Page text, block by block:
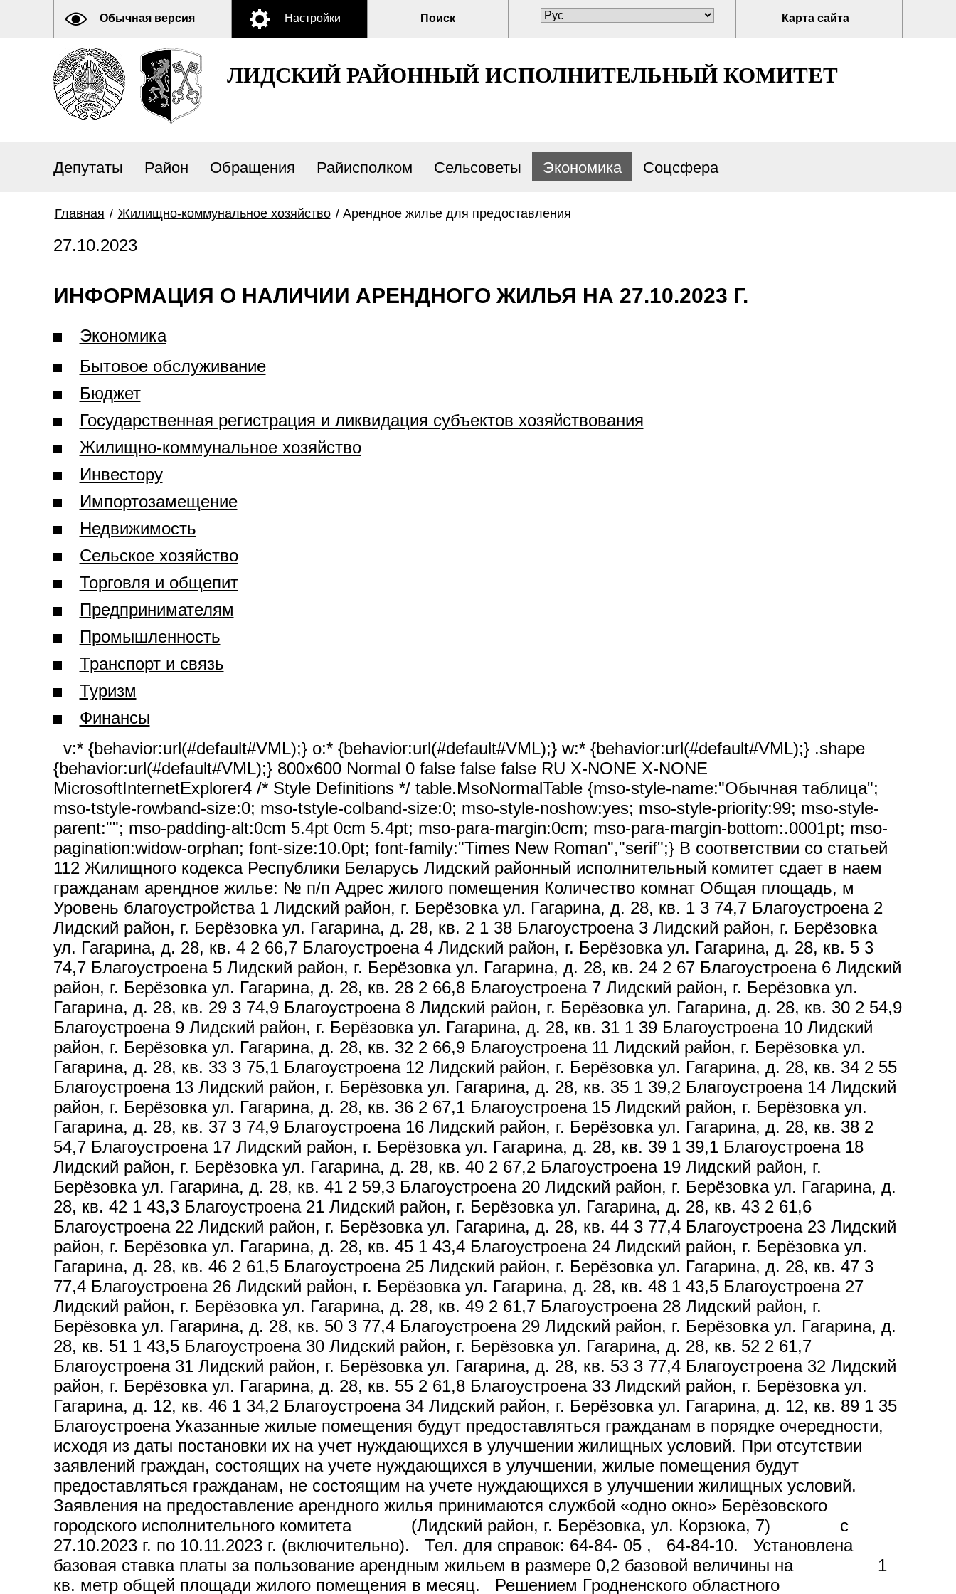
Обычная версия Настройки Поиск Карта сайта
ЛИДСКИЙ РАЙОННЫЙ ИСПОЛНИТЕЛЬНЫЙ КОМИТЕТ
Депутаты Район Обращения Райисполком Сельсоветы Экономика Соцсфера
Главная / Жилищно-коммунальное хозяйство / Арендное жилье для предоставления
27.10.2023
ИНФОРМАЦИЯ О НАЛИЧИИ АРЕНДНОГО ЖИЛЬЯ НА 27.10.2023 Г.
Экономика
Бытовое обслуживание
Бюджет
Государственная регистрация и ликвидация субъектов хозяйствования
Жилищно-коммунальное хозяйство
Инвестору
Импортозамещение
Недвижимость
Сельское хозяйство
Торговля и общепит
Предпринимателям
Промышленность
Транспорт и связь
Туризм
Финансы
v:* {behavior:url(#default#VML);} o:* {behavior:url(#default#VML);} w:* {behavior:url(#default#VML);} .shape
{behavior:url(#default#VML);} 800x600 Normal 0 false false false RU X-NONE X-NONE
MicrosoftInternetExplorer4 /* Style Definitions */ table.MsoNormalTable {mso-style-name:"Обычная таблица";
mso-tstyle-rowband-size:0; mso-tstyle-colband-size:0; mso-style-noshow:yes; mso-style-priority:99; mso-style-
parent:""; mso-padding-alt:0cm 5.4pt 0cm 5.4pt; mso-para-margin:0cm; mso-para-margin-bottom:.0001pt; mso-
pagination:widow-orphan; font-size:10.0pt; font-family:"Times New Roman","serif";} В соответствии со статьей
112 Жилищного кодекса Республики Беларусь Лидский районный исполнительный комитет сдает в наем
гражданам арендное жилье: № п/п Адрес жилого помещения Количество комнат Общая площадь, м
Уровень благоустройства 1 Лидский район, г. Берёзовка ул. Гагарина, д. 28, кв. 1 3 74,7 Благоустроена 2
Лидский район, г. Берёзовка ул. Гагарина, д. 28, кв. 2 1 38 Благоустроена 3 Лидский район, г. Берёзовка
ул. Гагарина, д. 28, кв. 4 2 66,7 Благоустроена 4 Лидский район, г. Берёзовка ул. Гагарина, д. 28, кв. 5 3
74,7 Благоустроена 5 Лидский район, г. Берёзовка ул. Гагарина, д. 28, кв. 24 2 67 Благоустроена 6 Лидский
район, г. Берёзовка ул. Гагарина, д. 28, кв. 28 2 66,8 Благоустроена 7 Лидский район, г. Берёзовка ул.
Гагарина, д. 28, кв. 29 3 74,9 Благоустроена 8 Лидский район, г. Берёзовка ул. Гагарина, д. 28, кв. 30 2 54,9
Благоустроена 9 Лидский район, г. Берёзовка ул. Гагарина, д. 28, кв. 31 1 39 Благоустроена 10 Лидский
район, г. Берёзовка ул. Гагарина, д. 28, кв. 32 2 66,9 Благоустроена 11 Лидский район, г. Берёзовка ул.
Гагарина, д. 28, кв. 33 3 75,1 Благоустроена 12 Лидский район, г. Берёзовка ул. Гагарина, д. 28, кв. 34 2 55
Благоустроена 13 Лидский район, г. Берёзовка ул. Гагарина, д. 28, кв. 35 1 39,2 Благоустроена 14 Лидский
район, г. Берёзовка ул. Гагарина, д. 28, кв. 36 2 67,1 Благоустроена 15 Лидский район, г. Берёзовка ул.
Гагарина, д. 28, кв. 37 3 74,9 Благоустроена 16 Лидский район, г. Берёзовка ул. Гагарина, д. 28, кв. 38 2
54,7 Благоустроена 17 Лидский район, г. Берёзовка ул. Гагарина, д. 28, кв. 39 1 39,1 Благоустроена 18
Лидский район, г. Берёзовка ул. Гагарина, д. 28, кв. 40 2 67,2 Благоустроена 19 Лидский район, г.
Берёзовка ул. Гагарина, д. 28, кв. 41 2 59,3 Благоустроена 20 Лидский район, г. Берёзовка ул. Гагарина, д.
28, кв. 42 1 43,3 Благоустроена 21 Лидский район, г. Берёзовка ул. Гагарина, д. 28, кв. 43 2 61,6
Благоустроена 22 Лидский район, г. Берёзовка ул. Гагарина, д. 28, кв. 44 3 77,4 Благоустроена 23 Лидский
район, г. Берёзовка ул. Гагарина, д. 28, кв. 45 1 43,4 Благоустроена 24 Лидский район, г. Берёзовка ул.
Гагарина, д. 28, кв. 46 2 61,5 Благоустроена 25 Лидский район, г. Берёзовка ул. Гагарина, д. 28, кв. 47 3
77,4 Благоустроена 26 Лидский район, г. Берёзовка ул. Гагарина, д. 28, кв. 48 1 43,5 Благоустроена 27
Лидский район, г. Берёзовка ул. Гагарина, д. 28, кв. 49 2 61,7 Благоустроена 28 Лидский район, г.
Берёзовка ул. Гагарина, д. 28, кв. 50 3 77,4 Благоустроена 29 Лидский район, г. Берёзовка ул. Гагарина, д.
28, кв. 51 1 43,5 Благоустроена 30 Лидский район, г. Берёзовка ул. Гагарина, д. 28, кв. 52 2 61,7
Благоустроена 31 Лидский район, г. Берёзовка ул. Гагарина, д. 28, кв. 53 3 77,4 Благоустроена 32 Лидский
район, г. Берёзовка ул. Гагарина, д. 28, кв. 55 2 61,8 Благоустроена 33 Лидский район, г. Берёзовка ул.
Гагарина, д. 12, кв. 46 1 34,2 Благоустроена 34 Лидский район, г. Берёзовка ул. Гагарина, д. 12, кв. 89 1 35
Благоустроена Указанные жилые помещения будут предоставляться гражданам в порядке очередности,
исходя из даты постановки их на учет нуждающихся в улучшении жилищных условий. При отсутствии
заявлений граждан, состоящих на учете нуждающихся в улучшении, жилые помещения будут
предоставляться гражданам, не состоящим на учете нуждающихся в улучшении жилищных условий.
Заявления на предоставление арендного жилья принимаются службой «одно окно» Берёзовского
городского исполнительного комитета (Лидский район, г. Берёзовка, ул. Корзюка, 7) с
27.10.2023 г. по 10.11.2023 г. (включительно). Тел. для справок: 64-84- 05 , 64-84-10. Установлена
базовая ставка платы за пользование арендным жильем в размере 0,2 базовой величины на 1
кв. метр общей площади жилого помещения в месяц. Решением Гродненского областного